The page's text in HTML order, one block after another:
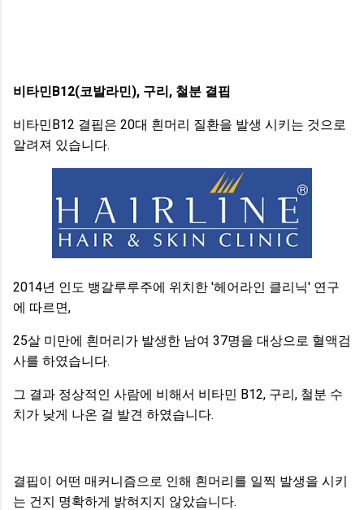
비타민B12(코발라민), 구리, 철분 결핍
비타민B12 결핍은 20대 흰머리 질환을 발생 시키는 것으로
알려져 있습니다.
2014년 인도 뱅갈루루주에 위치한 '헤어라인 클리닉' 연구
에 따르면,
25살 미만에 흰머리가 발생한 남여 37명을 대상으로 혈액검
사를 하였습니다.
그 결과 정상적인 사람에 비해서 비타민 B12, 구리, 철분 수
치가 낮게 나온 걸 발견 하였습니다.
결핍이 어떤 매커니즘으로 인해 흰머리를 일찍 발생을 시키
는 건지 명확하게 밝혀지지 않았습니다.